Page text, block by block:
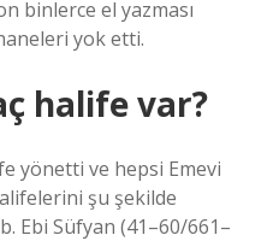
binlerce el yazması
yok etti.
halife var?
yönetti ve hepsi Emevi
şu şekilde
Ebi Süfyan (41–60/661–